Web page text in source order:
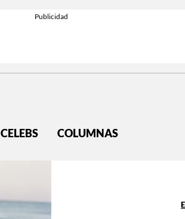
CELEBS COLUMNAS